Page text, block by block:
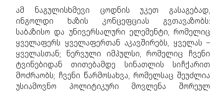
ამ ნაგულისხმევი ცოდნის უკეთ გასაგებად,
ინგოლდი ხაზის კონცეფციას გვთავაზობს:
საბაზისო და უნივერსალური ელემენტი, რომელიც
ყველაფერს ყველაფერთან აკავშირებს, ყველას –
ყველასთან; ნერვული იმპულსი, რომელიც ჩვენი
ტვინებიდან თითებამდე სინათლის სიჩქარით
მოძრაობს; ჩვენი წარმოსახვა, რომელსაც შეუძლია
უსიამოვნო პოლიტიკური მოვლენა შორეულ